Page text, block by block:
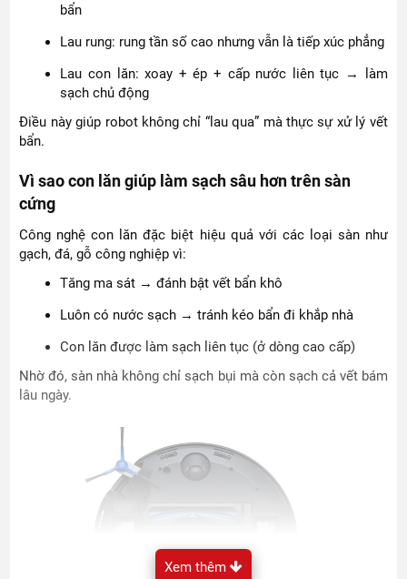
bẩn
Lau rung: rung tần số cao nhưng vẫn là tiếp xúc phẳng
Lau con lăn: xoay + ép + cấp nước liên tục → làm
sạch chủ động
Điều này giúp robot không chỉ “lau qua” mà thực sự xử lý vết
bẩn.
Vì sao con lăn giúp làm sạch sâu hơn trên sàn
cứng
Công nghệ con lăn đặc biệt hiệu quả với các loại sàn như
gạch, đá, gỗ công nghiệp vì:
Tăng ma sát → đánh bật vết bẩn khô
Luôn có nước sạch → tránh kéo bẩn đi khắp nhà
Con lăn được làm sạch liên tục (ở dòng cao cấp)
Nhờ đó, sàn nhà không chỉ sạch bụi mà còn sạch cả vết bám
lâu ngày.
Xem thêm